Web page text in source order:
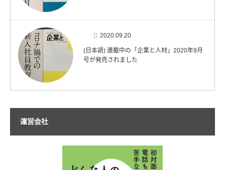
2020.09.20
(日本語) 連載中の「企業と人材」2020年9月
号が発売されました
運営会社